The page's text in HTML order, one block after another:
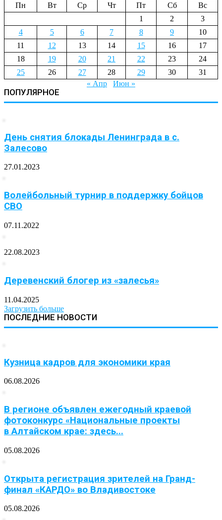
Пн
Вт Ср Чт Пт Сб
Вс
1
2
3
4
5 6 7 8 9
10
11
12 13 14 15 16
17
18
19 20 21 22 23
24
25
26 27 28 29 30
31
« Апр
Июн »
ПОПУЛЯРНОЕ
День снятия блокады Ленинграда в с.
Залесово
27.01.2023
Волейбольный турнир в поддержку бойцов
СВО
07.11.2022
22.08.2023
Деревенский блогер из «залесья»
11.04.2025
Загрузить больше
ПОСЛЕДНИЕ НОВОСТИ
Кузница кадров для экономики края
06.08.2026
В регионе объявлен ежегодный краевой
фотоконкурс «Национальные проекты
в Алтайском крае: здесь...
05.08.2026
Открыта регистрация зрителей на Гранд-
финал «КАРДО» во Владивостоке
05.08.2026